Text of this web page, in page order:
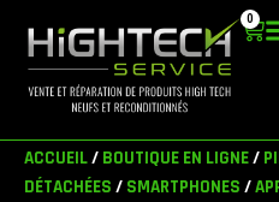
contenu
0
ACCUEIL/ BOUTIQUE EN LIGNE/
DÉTACHÉES / SMARTPHONES /